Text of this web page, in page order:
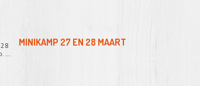
MINIKAMP 27 EN 28 MAART
…